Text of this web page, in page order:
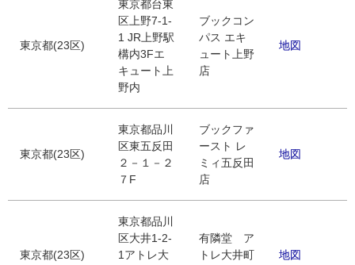
東京都(23区)
東京都台東
区上野7-1-
1 JR上野駅
構内3Fエ
キュート上
野内
ブックコン
パス エキ
ュート上野
店
地図
東京都(23区)
東京都品川
区東五反田
２－１－２
７F
ブックファ
ースト レ
ミィ五反田
店
地図
東京都(23区)
東京都品川
区大井1-2-
1アトレ大
有隣堂 ア
トレ大井町
地図